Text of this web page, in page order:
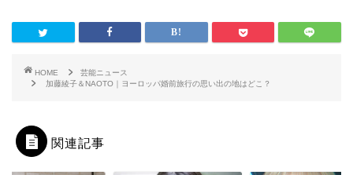
HOME
芸能ニュース
加藤綾子＆NAOTO｜ヨーロッパ婚前旅行の思い出の地はどこ？
関連記事